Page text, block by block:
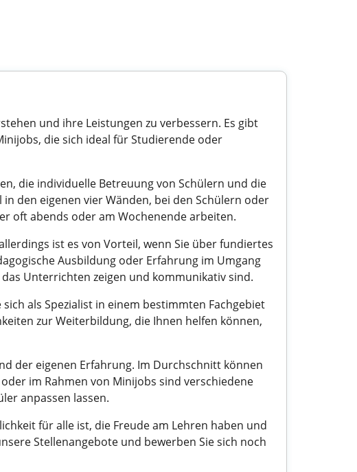
und ihre Leistungen zu verbessern. Es gibt
die sich ideal für Studierende oder
die individuelle Betreuung von Schülern und die
den eigenen vier Wänden, bei den Schülern oder
oft abends oder am Wochenende arbeiten.
ist es von Vorteil, wenn Sie über fundiertes
Ausbildung oder Erfahrung im Umgang
Unterrichten zeigen und kommunikativ sind.
als Spezialist in einem bestimmten Fachgebiet
zur Weiterbildung, die Ihnen helfen können,
der eigenen Erfahrung. Im Durchschnitt können
im Rahmen von Minijobs sind verschiedene
anpassen lassen.
für alle ist, die Freude am Lehren haben und
Stellenangebote und bewerben Sie sich noch